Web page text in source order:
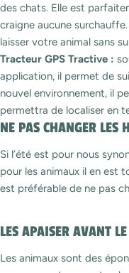
des chats. Elle est
craigne aucune
laisser votre animal sans
Tracteur GPS Tractive :
application, il permet de
nouvel environnement, il
permettra de localiser en
NE PAS CHANGER LES
Si l’été est pour nous
pour les animaux il en est
est préférable de ne pas
LES APAISER AVANT
Les animaux sont des